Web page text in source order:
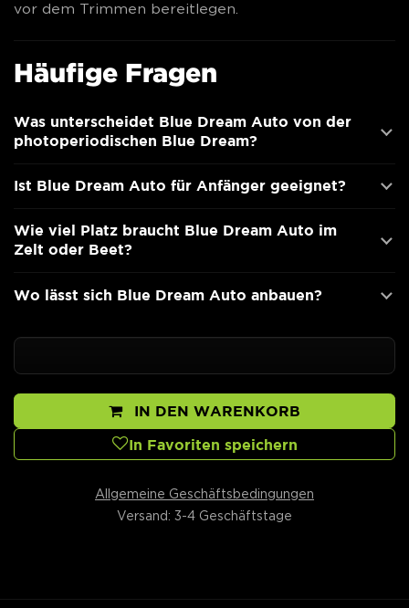
vor dem Trimmen bereitlegen.
Häufige Fragen
Was unterscheidet Blue Dream Auto von der
photoperiodischen Blue Dream?
Ist Blue Dream Auto für Anfänger geeignet?
Wie viel Platz braucht Blue Dream Auto im
Zelt oder Beet?
Wo lässt sich Blue Dream Auto anbauen?
IN DEN WARENKORB
In Favoriten speichern
Allgemeine Geschäftsbedingungen
Versand: 3-4 Geschäftstage